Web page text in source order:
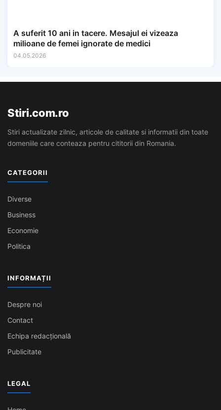
A suferit 10 ani in tacere. Mesajul ei vizeaza
milioane de femei ignorate de medici
04.05.2026
Stiri.com.ro
Stiri actualizate zilnic, articole de calitate si informatii din toate
domeniile care conteaza pentru cititorii din Romania.
CATEGORII
Diverse
Business
Economie
Politica
INFORMAȚII
Despre noi
Contact
Echipa redacțională
Publicitate
LEGAL